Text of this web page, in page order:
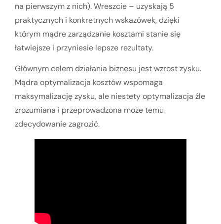
na pierwszym z nich). Wreszcie – uzyskają 5
praktycznych i konkretnych wskazówek, dzięki
którym mądre zarządzanie kosztami stanie się
łatwiejsze i przyniesie lepsze rezultaty.
Głównym celem działania biznesu jest wzrost zysku.
Mądra optymalizacja kosztów wspomaga
maksymalizację zysku, ale niestety optymalizacja źle
zrozumiana i przeprowadzona może temu
zdecydowanie zagrozić.